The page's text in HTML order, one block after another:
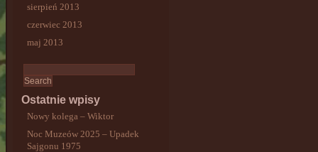
sierpień 2013
czerwiec 2013
maj 2013
Ostatnie wpisy
Nowy kolega – Wiktor
Noc Muzeów 2025 – Upadek
Sajgonu 1975